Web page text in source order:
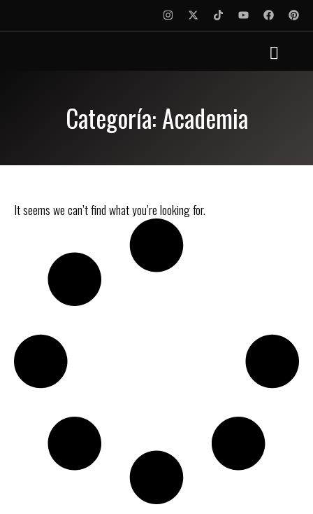
Categoría: Academia
It seems we can’t find what you’re looking for.